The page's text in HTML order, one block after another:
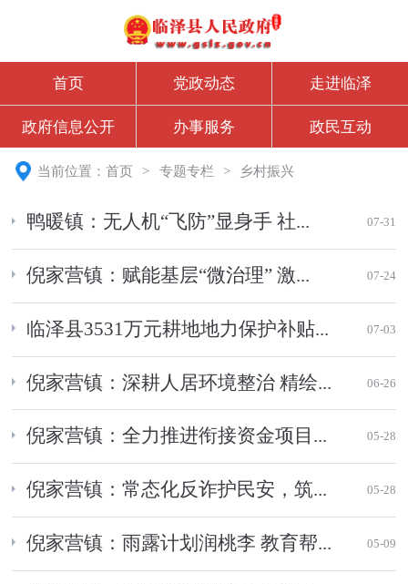
首页 党政动态 走进临泽
政府信息公开 办事服务 政民互动
当前位置：首页 > 专题专栏 > 乡村振兴
鸭暖镇：无人机“飞防”显身手 社... 07-31
倪家营镇：赋能基层“微治理” 激... 07-24
临泽县3531万元耕地地力保护补贴... 07-03
倪家营镇：深耕人居环境整治 精绘... 06-26
倪家营镇：全力推进衔接资金项目... 05-28
倪家营镇：常态化反诈护民安，筑... 05-28
倪家营镇：雨露计划润桃李 教育帮... 05-09